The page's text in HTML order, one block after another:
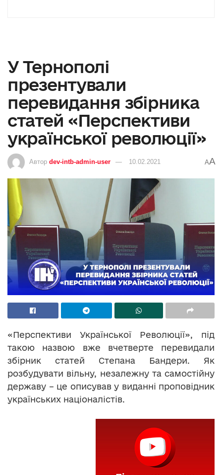
У Тернополі
презентували
перевидання збірника
статей «Перспективи
української революції»
Автор dev-intb-admin-user 10.02.2021 AA
«Перспективи Української Революції», під
такою назвою вже вчетверте перевидали
збірник статей Степана Бандери. Як
розбудувати вільну, незалежну та самостійну
державу – це описував у виданні проповідник
українських націоналістів.